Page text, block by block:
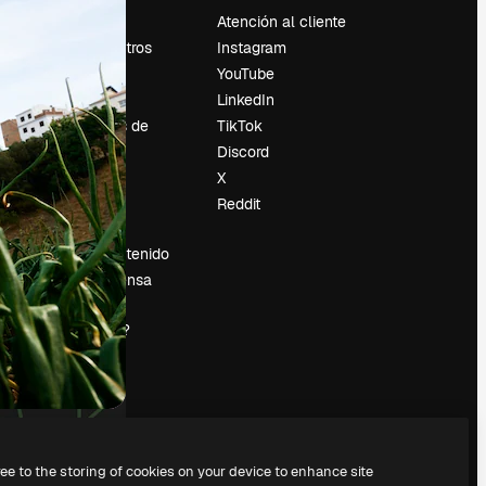
Sobre nosotros
Reviews
Empleo
Tendencias de
búsqueda
Blog
Eventos
Slidesgo
Vender contenido
Sala de prensa
¿Buscas
magnific.ai?
Atención al cliente
Instagram
YouTube
LinkedIn
TikTok
Discord
X
Reddit
to the storing of cookies on your device to enhance site